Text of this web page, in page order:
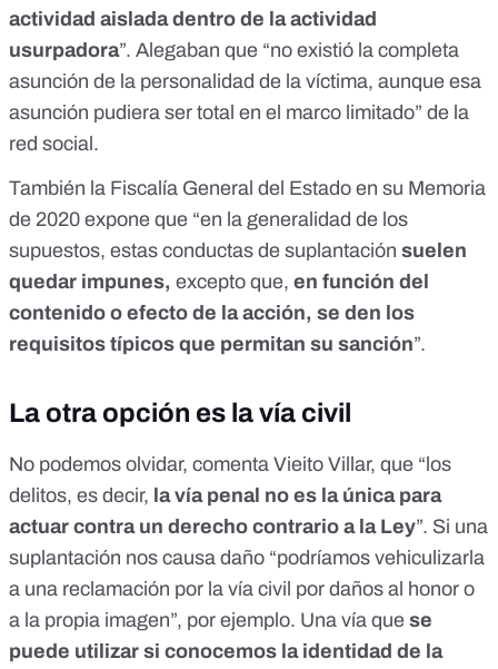
actividad aislada dentro de la actividad
usurpadora”. Alegaban que “no existió la completa
asunción de la personalidad de la víctima, aunque esa
asunción pudiera ser total en el marco limitado” de la
red social.
También la Fiscalía General del Estado en su Memoria
de 2020 expone que “en la generalidad de los
supuestos, estas conductas de suplantación suelen
quedar impunes, excepto que, en función del
contenido o efecto de la acción, se den los
requisitos típicos que permitan su sanción”.
La otra opción es la vía civil
No podemos olvidar, comenta Vieito Villar, que “los
delitos, es decir, la vía penal no es la única para
actuar contra un derecho contrario a la Ley”. Si una
suplantación nos causa daño “podríamos vehiculizarla
a una reclamación por la vía civil por daños al honor o
a la propia imagen”, por ejemplo. Una vía que se
puede utilizar si conocemos la identidad de la